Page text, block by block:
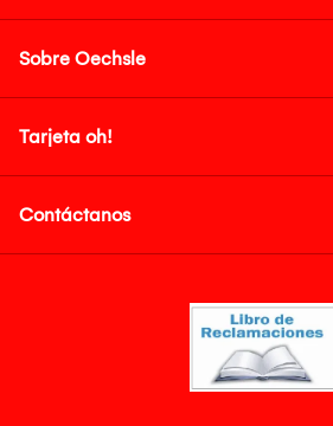
Sobre Oechsle
Tarjeta oh!
Contáctanos